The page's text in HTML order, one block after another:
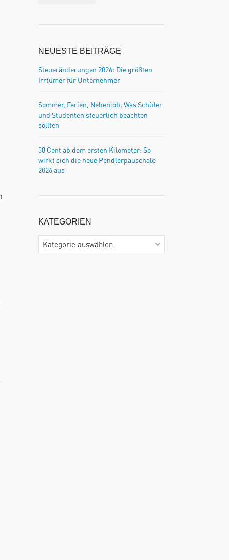
NEUESTE BEITRÄGE
Steueränderungen 2026: Die größten
Irrtümer für Unternehmer
Sommer, Ferien, Nebenjob: Was Schüler
und Studenten steuerlich beachten
sollten
38 Cent ab dem ersten Kilometer: So
wirkt sich die neue Pendlerpauschale
2026 aus
KATEGORIEN
Kategorien